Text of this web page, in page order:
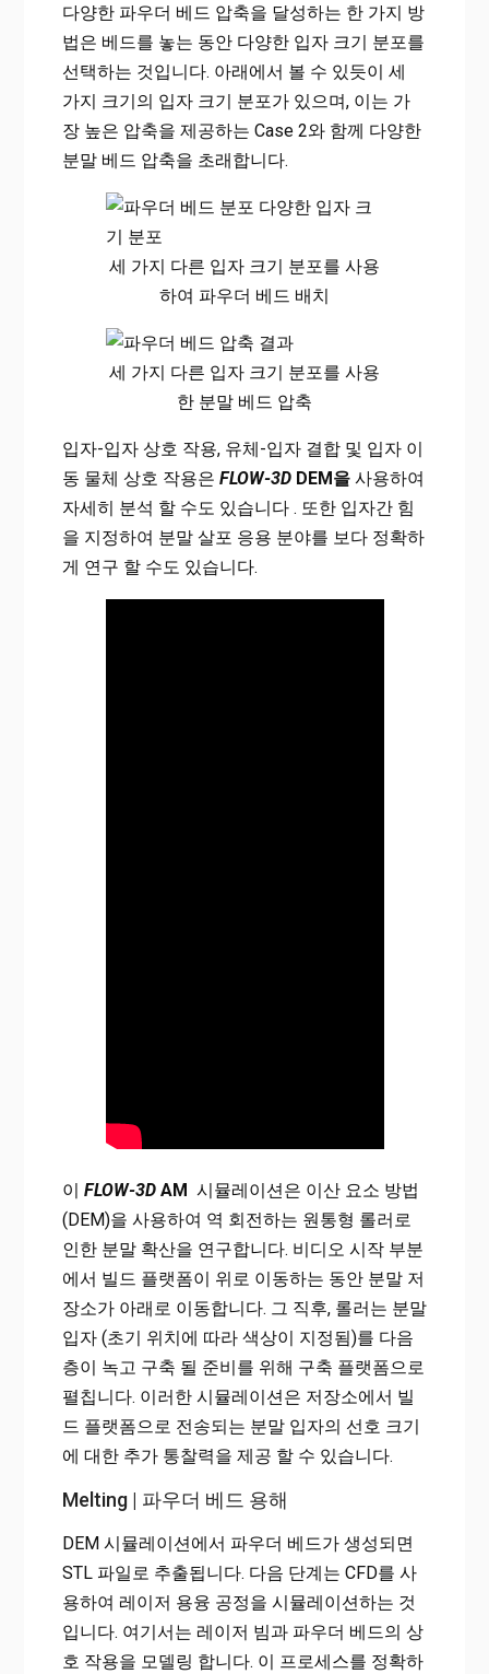
다양한 파우더 베드 압축을 달성하는 한 가지 방
법은 베드를 놓는 동안 다양한 입자 크기 분포를
선택하는 것입니다. 아래에서 볼 수 있듯이 세
가지 크기의 입자 크기 분포가 있으며, 이는 가
장 높은 압축을 제공하는 Case 2와 함께 다양한
분말 베드 압축을 초래합니다.
세 가지 다른 입자 크기 분포를 사용
하여 파우더 베드 배치
세 가지 다른 입자 크기 분포를 사용
한 분말 베드 압축
입자-입자 상호 작용, 유체-입자 결합 및 입자 이
동 물체 상호 작용은 FLOW-3DDEM을사용하여
자세히 분석 할 수도 있습니다 . 또한 입자간 힘
을 지정하여 분말 살포 응용 분야를 보다 정확하
게 연구 할 수도 있습니다.
이 FLOW-3DAM 시뮬레이션은 이산 요소 방법
(DEM)을 사용하여 역 회전하는 원통형 롤러로
인한 분말 확산을 연구합니다. 비디오 시작 부분
에서 빌드 플랫폼이 위로 이동하는 동안 분말 저
장소가 아래로 이동합니다. 그 직후, 롤러는 분말
입자 (초기 위치에 따라 색상이 지정됨)를 다음
층이 녹고 구축 될 준비를 위해 구축 플랫폼으로
펼칩니다. 이러한 시뮬레이션은 저장소에서 빌
드 플랫폼으로 전송되는 분말 입자의 선호 크기
에 대한 추가 통찰력을 제공 할 수 있습니다.
Melting | 파우더 베드 용해
DEM 시뮬레이션에서 파우더 베드가 생성되면
STL 파일로 추출됩니다. 다음 단계는 CFD를 사
용하여 레이저 용융 공정을 시뮬레이션하는 것
입니다. 여기서는 레이저 빔과 파우더 베드의 상
호 작용을 모델링 합니다. 이 프로세스를 정확하